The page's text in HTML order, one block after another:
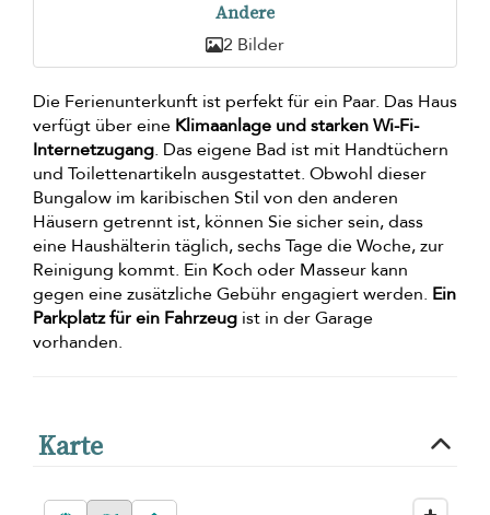
Andere
2 Bilder
Die Ferienunterkunft ist perfekt für ein Paar. Das Haus
verfügt über eine Klimaanlage und starken Wi-Fi-
Internetzugang. Das eigene Bad ist mit Handtüchern
und Toilettenartikeln ausgestattet. Obwohl dieser
Bungalow im karibischen Stil von den anderen
Häusern getrennt ist, können Sie sicher sein, dass
eine Haushälterin täglich, sechs Tage die Woche, zur
Reinigung kommt. Ein Koch oder Masseur kann
gegen eine zusätzliche Gebühr engagiert werden. Ein
Parkplatz für ein Fahrzeug ist in der Garage
vorhanden.
Karte